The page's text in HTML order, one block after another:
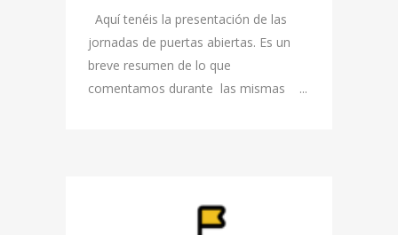
Aquí tenéis la presentación de las
jornadas de puertas abiertas. Es un
breve resumen de lo que
comentamos durante las mismas ...